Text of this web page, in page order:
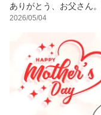
ありがとう、お父さん
2026/05/04